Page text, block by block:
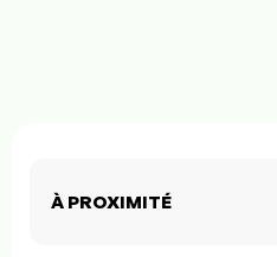
À PROXIMITÉ